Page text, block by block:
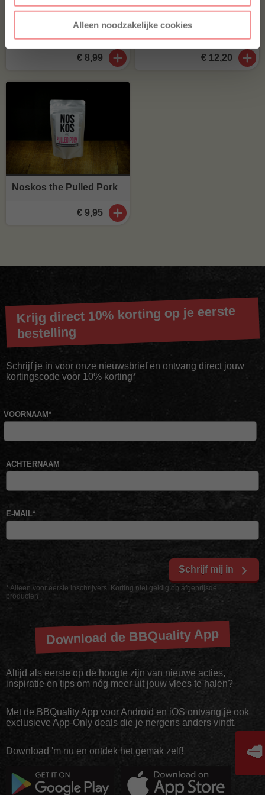
Alleen noodzakelijke cookies
Jalapeño cheddar worst
Home Made Texas style
€ 8,99 € 12,20
Noskos the Pulled Pork
€ 9,95
Krijg direct 10% korting op je eerste
bestelling
Schrijf je in voor onze nieuwsbrief en ontvang direct jouw
kortingscode voor 10% korting*
* Alleen voor eerste inschrijvers. Korting niet geldig op afgeprijsde
producten
VOORNAAM*
ACHTERNAAM
E-MAIL*
Schrijf mij in
Download de BBQuality App
Altijd als eerste op de hoogte zijn van nieuwe acties,
inspiratie en tips om nóg meer uit jouw vlees te halen?
Met de BBQuality App voor Android en iOS ontvang je ook
exclusieve App-Only deals die je nergens anders vindt.
Download 'm nu en ontdek het gemak zelf! 🥩